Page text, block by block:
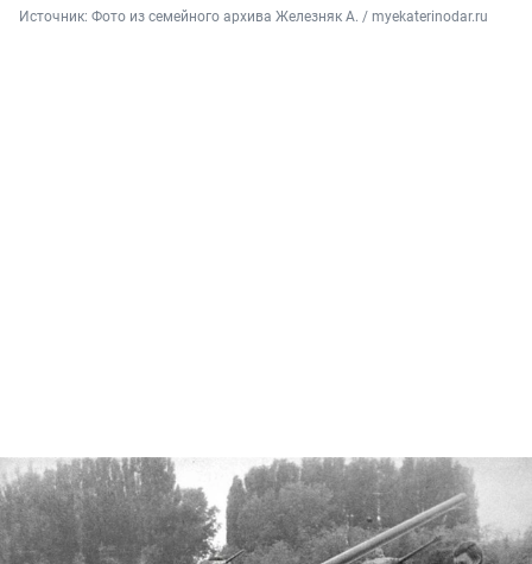
Источник: Фото из семейного архива Железняк А. / myekaterinodar.ru